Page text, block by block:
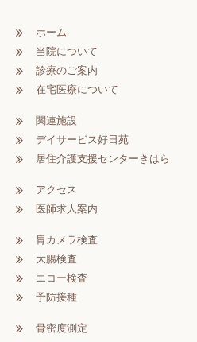
ホーム
当院について
診療のご案内
在宅医療について
関連施設
デイサービス好日苑
居住介護支援センターきはら
アクセス
医師求人案内
胃カメラ検査
大腸検査
エコー検査
予防接種
骨密度測定